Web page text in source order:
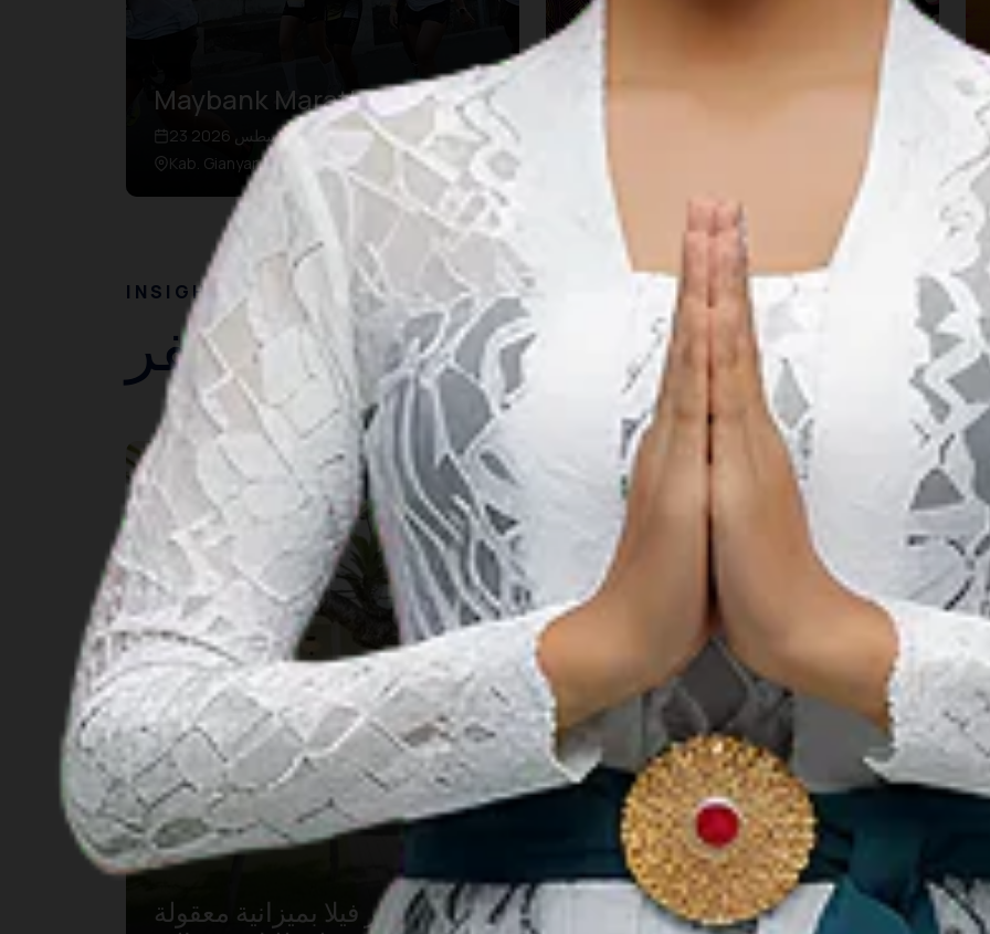
Maybank Marathon Bali
23 أغسطس 2026 – 23 أغسطس 2026
Kab. Gianyar, Bali
Birds Of Tokyo & The
Rubens Live in Bali
Bali
INSIGHT
أفكار السفر
استئجار فيلا بميزانية معقولة
النعيم من تقاليد شهر رمضان